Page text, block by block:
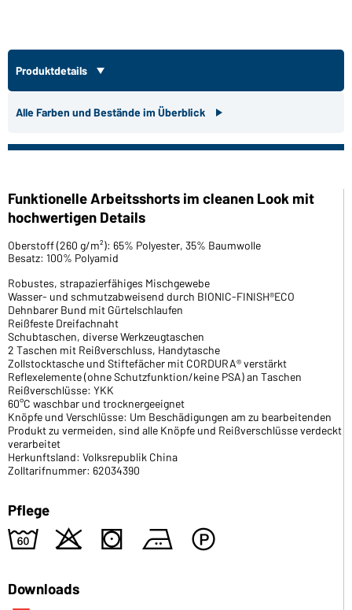
Produktdetails
Alle Farben und Bestände im Überblick
Funktionelle Arbeitsshorts im cleanen Look mit
hochwertigen Details
Oberstoff (260 g/m²): 65% Polyester, 35% Baumwolle
Besatz: 100% Polyamid
Robustes, strapazierfähiges Mischgewebe
Wasser- und schmutzabweisend durch BIONIC-FINISH®ECO
Dehnbarer Bund mit Gürtelschlaufen
Reißfeste Dreifachnaht
Schubtaschen, diverse Werkzeugtaschen
2 Taschen mit Reißverschluss, Handytasche
Zollstocktasche und Stiftefächer mit CORDURA® verstärkt
Reflexelemente (ohne Schutzfunktion/keine PSA) an Taschen
Reißverschlüsse: YKK
60°C waschbar und trocknergeeignet
Knöpfe und Verschlüsse: Um Beschädigungen am zu bearbeitenden
Produkt zu vermeiden, sind alle Knöpfe und Reißverschlüsse verdeckt
verarbeitet
Herkunftsland: Volksrepublik China
Zolltarifnummer: 62034390
Pflege
4 o s b W
Downloads